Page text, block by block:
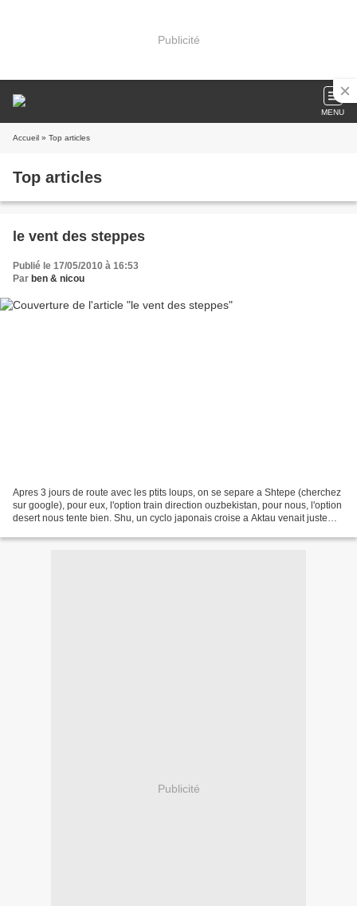
Publicité
MENU
Accueil » Top articles
Top articles
le vent des steppes
Publié le 17/05/2010 à 16:53
Par ben & nicou
Apres 3 jours de route avec les ptits loups, on se separe a Shtepe (cherchez
sur google), pour eux, l'option train direction ouzbekistan, pour nous, l'option
desert nous tente bien. Shu, un cyclo japonais croise a Aktau venait juste
Publicité